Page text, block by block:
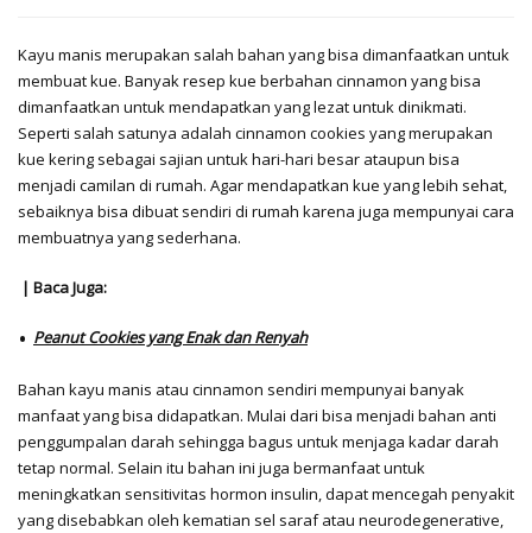
Kayu manis merupakan salah bahan yang bisa dimanfaatkan untuk
membuat kue. Banyak resep kue berbahan cinnamon yang bisa
dimanfaatkan untuk mendapatkan yang lezat untuk dinikmati.
Seperti salah satunya adalah cinnamon cookies yang merupakan
kue kering sebagai sajian untuk hari-hari besar ataupun bisa
menjadi camilan di rumah. Agar mendapatkan kue yang lebih sehat,
sebaiknya bisa dibuat sendiri di rumah karena juga mempunyai cara
membuatnya yang sederhana.
| Baca Juga:
Peanut Cookies yang Enak dan Renyah
Bahan kayu manis atau cinnamon sendiri mempunyai banyak
manfaat yang bisa didapatkan. Mulai dari bisa menjadi bahan anti
penggumpalan darah sehingga bagus untuk menjaga kadar darah
tetap normal. Selain itu bahan ini juga bermanfaat untuk
meningkatkan sensitivitas hormon insulin, dapat mencegah penyakit
yang disebabkan oleh kematian sel saraf atau neurodegenerative,